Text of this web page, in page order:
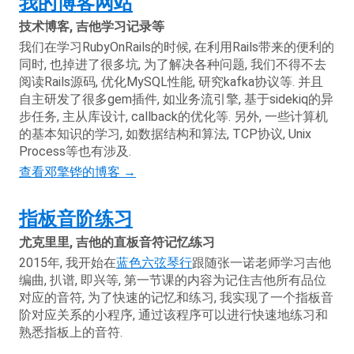
技术博客, 吉他学习记录等
我们在学习RubyOnRails的时候, 在利用Rails带来的便利的
同时, 也掉进了很多坑, 为了解决各种问题, 我们不得不去
阅读Rails源码, 优化MySQL性能, 研究kafka协议等. 并且
自主研发了很多gem插件, 如业务流引擎, 基于sidekiq的异
步任务, 主从库设计, callback的优化等. 另外, 一些计算机
的基本知识的学习, 如数据结构和算法, TCP协议, Unix
Process等也有涉及.
查看邓擎铧的博客 →
指板音阶练习
尤克里里, 吉他的直板音符记忆练习
2015年, 我开始在蓝色六弦琴行跟随张一诺老师学习吉他
编曲, 扒谱, 即兴等, 第一节课的内容为记住吉他所有品位
对应的音符, 为了快速的记忆和练习, 我实现了一个指板音
阶对应关系的小程序, 通过该程序可以进行快速地练习和
熟悉指板上的音符.